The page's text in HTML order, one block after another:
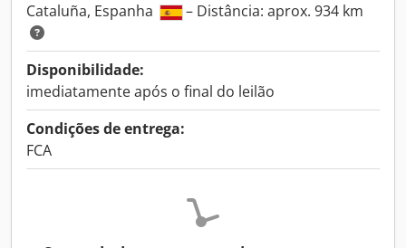
Cataluña, Espanha
– Distância: aprox. 934 km
Disponibilidade:
imediatamente após o final do leilão
Condições de entrega:
FCA